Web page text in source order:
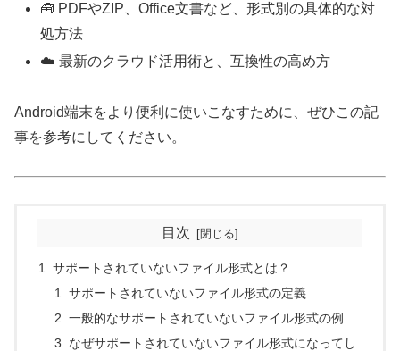
🧰 PDFやZIP、Office文書など、形式別の具体的な対
処方法
☁️ 最新のクラウド活用術と、互換性の高め方
Android端末をより便利に使いこなすために、ぜひこの記
事を参考にしてください。
目次
サポートされていないファイル形式とは？
サポートされていないファイル形式の定義
一般的なサポートされていないファイル形式の例
なぜサポートされていないファイル形式になってし